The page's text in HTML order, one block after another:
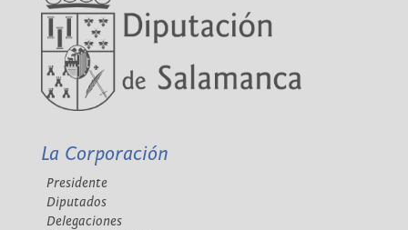
La Corporación
Presidente
Diputados
Delegaciones